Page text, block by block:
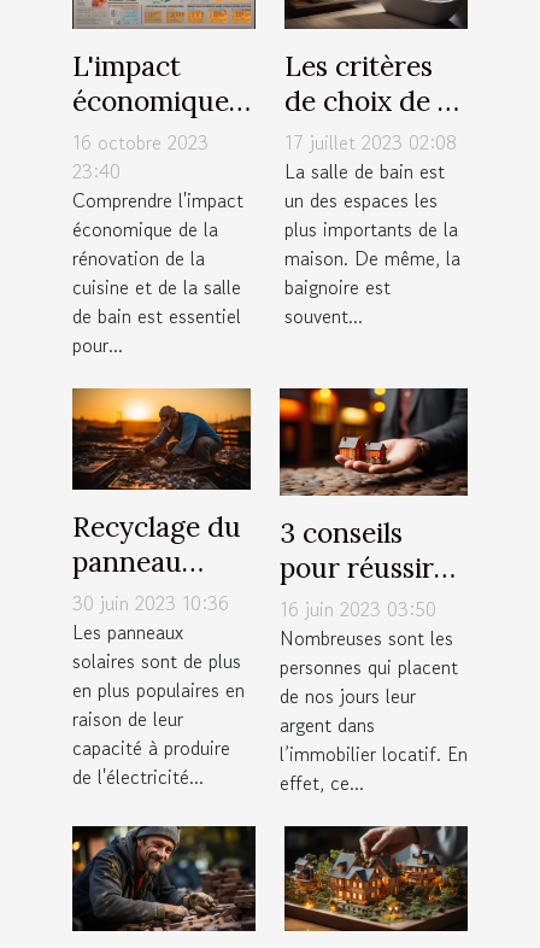
L'impact
économique
de la
rénovation de
cuisine et
salle de bain
16 octobre 2023
23:40
Comprendre l'impact
économique de la
rénovation de la
cuisine et de la salle
de bain est essentiel
pour...
Les critères
de choix de sa
baignoire de
salle de bain
17 juillet 2023 02:08
La salle de bain est
un des espaces les
plus importants de la
maison. De même, la
baignoire est
souvent...
Recyclage du
panneau
solaire : qu'en
est-il
vraiment ?
30 juin 2023 10:36
Les panneaux
solaires sont de plus
en plus populaires en
raison de leur
capacité à produire
de l'électricité...
3 conseils
pour réussir
votre
investissement
locatif
16 juin 2023 03:50
Nombreuses sont les
personnes qui placent
de nos jours leur
argent dans
l’immobilier locatif. En
effet, ce...